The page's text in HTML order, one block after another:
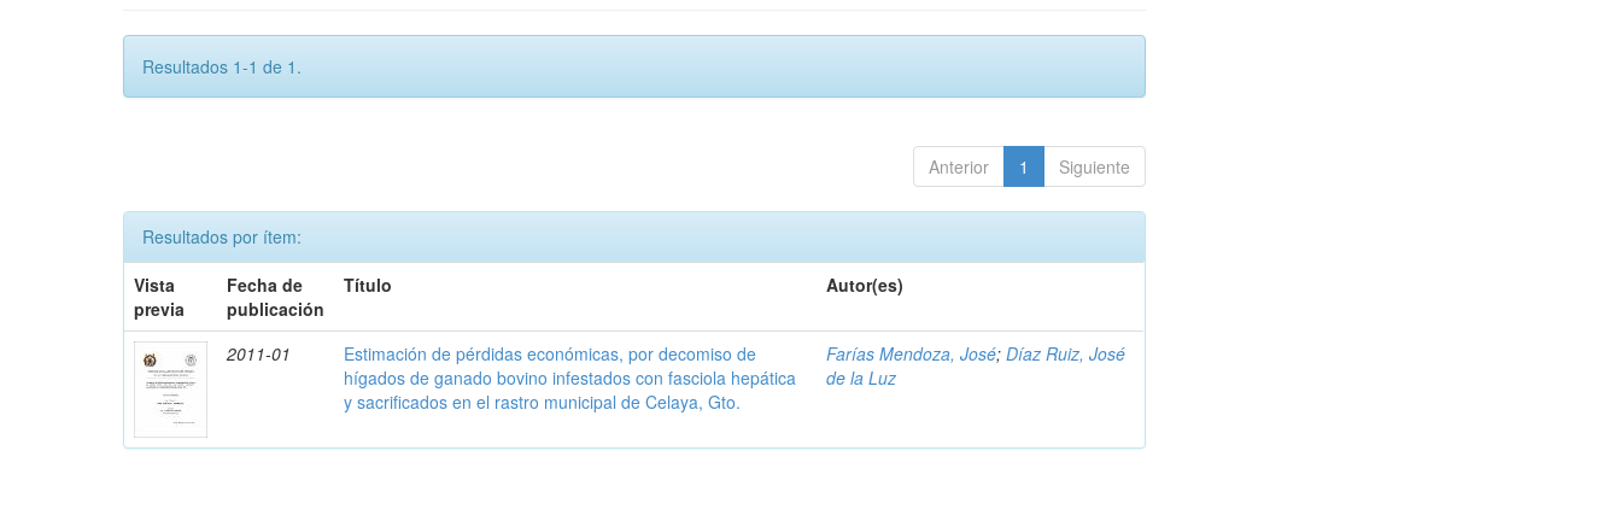
Resultados 1-1 de 1.
Anterior 1 Siguiente
Resultados por ítem:
Vista
previa
Fecha de
publicación
Título Autor(es)
2011-01
Estimación de pérdidas económicas, por decomiso de
hígados de ganado bovino infestados con fasciola hepática
y sacrificados en el rastro municipal de Celaya, Gto.
Farías Mendoza, José;Díaz Ruiz, José
de la Luz